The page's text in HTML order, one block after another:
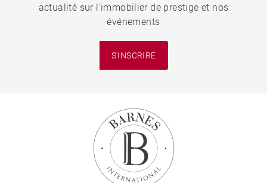
actualité sur l'immobilier de prestige et nos
événements
S'INSCRIRE